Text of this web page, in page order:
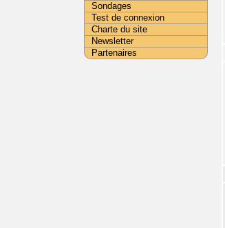
Sondages
Test de connexion
Charte du site
Newsletter
Partenaires